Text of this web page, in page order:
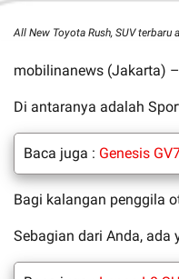
All New Toyota Rush, SUV
mobilinanews (Jakarta)
Di antaranya adalah
Baca juga : Genesis
Bagi kalangan penggila
Sebagian dari Anda,